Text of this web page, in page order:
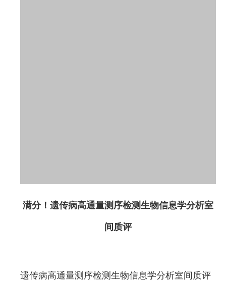
满分！遗传病高通量测序检测生物信息学分析室
间质评
遗传病高通量测序检测生物信息学分析室间质评